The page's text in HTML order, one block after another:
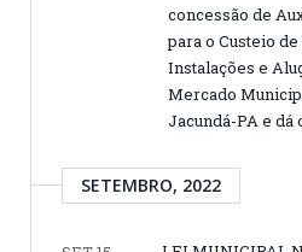
concessão de
para o Custeio
Instalações e
Mercado
Jacundá-PA e
SETEMBRO, 2022